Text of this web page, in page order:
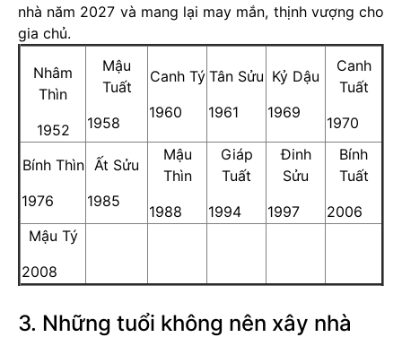
nhà năm 2027 và mang lại may mắn, thịnh vượng cho
gia chủ.
Nhâm
Thìn
1952
Mậu
Tuất
1958
Canh Tý
1960
Tân Sửu
1961
Kỷ Dậu
1969
Canh
Tuất
1970
Bính Thìn
1976
Ất Sửu
1985
Mậu
Thìn
1988
Giáp
Tuất
1994
Đinh
Sửu
1997
Bính
Tuất
2006
Mậu Tý
2008
3. Những tuổi không nên xây nhà